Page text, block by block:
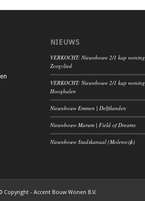
NIEUWS
VERKOCHT: Nieuwbouw 2/1 kap woning
Zorgvlied
VERKOCHT: Nieuwbouw 2/1 kap woning
Hooghalen
Nieuwbouw Emmen | Delftlanden
Nieuwbouw Marum | Field of Dreams
Nieuwbouw Stadskanaal (Molenwijk)
Copyright - Accent Bouw Wonen B.V.